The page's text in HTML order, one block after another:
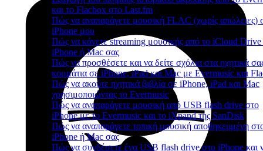
και το Flacbox στο Last.fm
Πώς να αναπαράγετε μουσική FLAC (χωρίς απώλειες)
iPhone μου
Πώς να κάνετε streaming μουσικής από το iCloud Drive
iPhone ή Mac σας
Πώς να προσθέσετε και να δείτε σχόλια στα ηχητικά
κομμάτια σε iPhone, iPad και Mac με Evermusic και
Πώς να ακούτε ηχητικά βιβλία σε iPhone, iPad και Mac
χρησιμοποιώντας το Evermusic
Πώς να αναπαράγετε μουσική από USB flash drive στο
iPhone με το Evermusic και το iXpand της SanDisk
Πώς να αναπαράγετε τοπική μουσική αποθηκευμένη
iPhone ή Mac σας
Πώς να συνδέσετε ένα USB flash drive στο iPhone και